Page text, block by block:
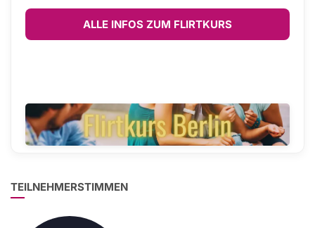
ALLE INFOS ZUM FLIRTKURS
TEILNEHMERSTIMMEN